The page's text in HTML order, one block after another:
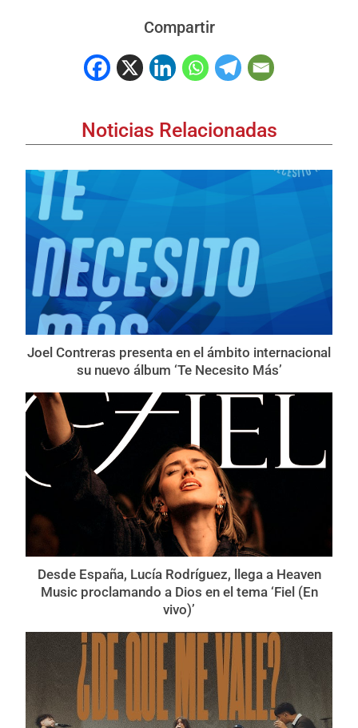
Compartir
Noticias Relacionadas
Joel Contreras presenta en el ámbito internacional
su nuevo álbum ‘Te Necesito Más’
Desde España, Lucía Rodríguez, llega a Heaven
Music proclamando a Dios en el tema ‘Fiel (En
vivo)’